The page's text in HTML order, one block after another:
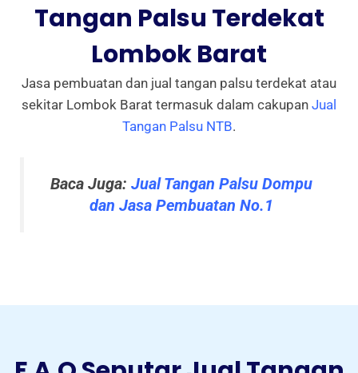
Tangan Palsu Terdekat
Lombok Barat
Jasa pembuatan dan jual tangan palsu terdekat atau
sekitar Lombok Barat termasuk dalam cakupan Jual
Tangan Palsu NTB.
Baca Juga: Jual Tangan Palsu Dompu
dan Jasa Pembuatan No.1